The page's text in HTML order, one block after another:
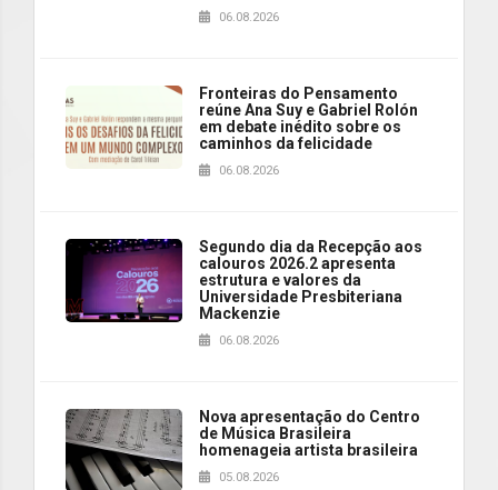
06.08.2026
Fronteiras do Pensamento
reúne Ana Suy e Gabriel Rolón
em debate inédito sobre os
caminhos da felicidade
06.08.2026
Segundo dia da Recepção aos
calouros 2026.2 apresenta
estrutura e valores da
Universidade Presbiteriana
Mackenzie
06.08.2026
Nova apresentação do Centro
de Música Brasileira
homenageia artista brasileira
05.08.2026